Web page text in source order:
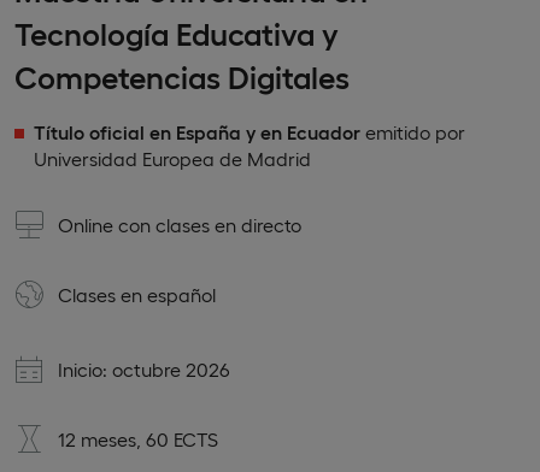
Tecnología Educativa y
Competencias Digitales
Título oficial en España y en Ecuador emitido por
Universidad Europea de Madrid
Online con clases en directo
Clases en español
Inicio: octubre 2026
12 meses, 60 ECTS